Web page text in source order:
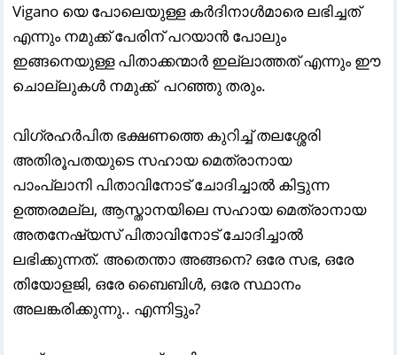
Vigano യെ പോലെയുള്ള കർദിനാൾമാരെ ലഭിച്ചത്
എന്നും നമുക്ക് പേരിന് പറയാൻ പോലും
ഇങ്ങനെയുള്ള പിതാക്കന്മാർ ഇല്ലാത്തത് എന്നും ഈ
ചൊല്ലുകൾ നമുക്ക് പറഞ്ഞു തരും.
വിഗ്രഹർപിത ഭക്ഷണത്തെ കുറിച്ച് തലശ്ശേരി
അതിരൂപതയുടെ സഹായ മെത്രാനായ
പാംപ്ലാനി പിതാവിനോട് ചോദിച്ചാൽ കിട്ടുന്ന
ഉത്തരമല്ല, ആസ്താനയിലെ സഹായ മെത്രാനായ
അതനേഷ്യസ് പിതാവിനോട് ചോദിച്ചാൽ
ലഭിക്കുന്നത്. അതെന്താ അങ്ങനെ? ഒരേ സഭ, ഒരേ
തിയോളജി, ഒരേ ബൈബിൾ, ഒരേ സ്ഥാനം
അലങ്കരിക്കുന്നു.. എന്നിട്ടും?